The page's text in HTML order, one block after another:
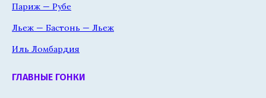
Париж — Рубе
Льеж — Бастонь — Льеж
Иль Ломбардия
ГЛАВНЫЕ ГОНКИ